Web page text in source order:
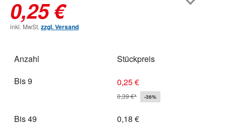
0,25 €
inkl. MwSt. zzgl. Versand
Anzahl
Stückpreis
Bis9 0,25 €
0,39 €* -36%
Bis49
0,18 €